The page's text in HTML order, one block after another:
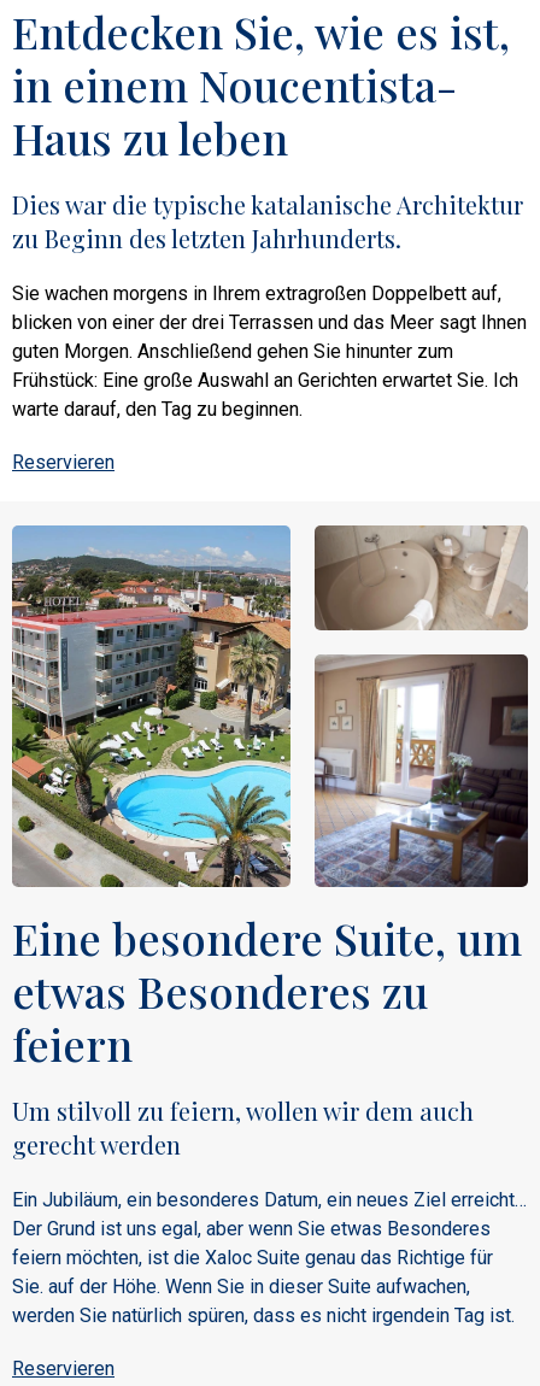
Entdecken Sie, wie es ist,
in einem Noucentista-
Haus zu leben
Dies war die typische katalanische Architektur
zu Beginn des letzten Jahrhunderts.
Sie wachen morgens in Ihrem extragroßen Doppelbett auf,
blicken von einer der drei Terrassen und das Meer sagt Ihnen
guten Morgen. Anschließend gehen Sie hinunter zum
Frühstück: Eine große Auswahl an Gerichten erwartet Sie. Ich
warte darauf, den Tag zu beginnen.
Reservieren
Eine besondere Suite, um
etwas Besonderes zu
feiern
Um stilvoll zu feiern, wollen wir dem auch
gerecht werden
Ein Jubiläum, ein besonderes Datum, ein neues Ziel erreicht…
Der Grund ist uns egal, aber wenn Sie etwas Besonderes
feiern möchten, ist die Xaloc Suite genau das Richtige für
Sie. auf der Höhe. Wenn Sie in dieser Suite aufwachen,
werden Sie natürlich spüren, dass es nicht irgendein Tag ist.
Reservieren